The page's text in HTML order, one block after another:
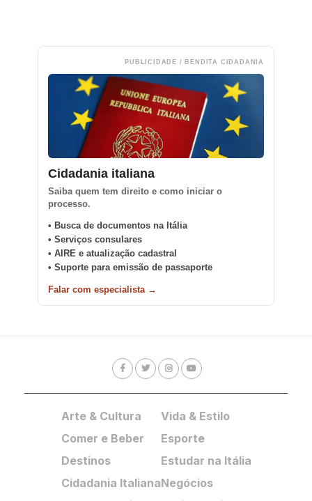
PUBLICIDADE / BENDITA CIDADANIA
Cidadania italiana
Saiba quem tem direito e como iniciar o
processo.
• Busca de documentos na Itália
• Serviços consulares
• AIRE e atualização cadastral
• Suporte para emissão de passaporte
Falar com especialista →
Arte & Cultura
Comer e Beber
Destinos
Cidadania Italiana
Vida & Estilo
Esporte
Estudar na Itália
Negócios